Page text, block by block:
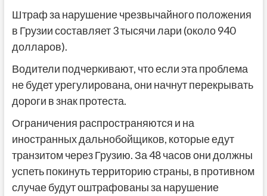
Штраф за нарушение чрезвычайного положения
в Грузии составляет 3 тысячи лари (около 940
долларов).
Водители подчеркивают, что если эта проблема
не будет урегулирована, они начнут перекрывать
дороги в знак протеста.
Ограничения распространяются и на
иностранных дальнобойщиков, которые едут
транзитом через Грузию. За 48 часов они должны
успеть покинуть территорию страны, в противном
случае будут оштрафованы за нарушение